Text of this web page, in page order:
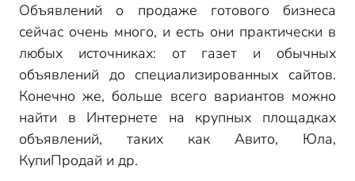
Объявлений о продаже готового бизнеса
сейчас очень много, и есть они практически в
любых источниках: от газет и обычных
объявлений до специализированных сайтов.
Конечно же, больше всего вариантов можно
найти в Интернете на крупных площадках
объявлений, таких как Авито, Юла,
КупиПродай и др.